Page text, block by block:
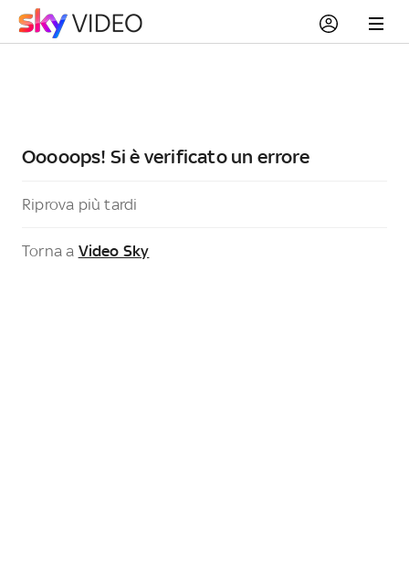
Ooooops! Si è verificato un errore
Riprova più tardi
Torna a Video Sky